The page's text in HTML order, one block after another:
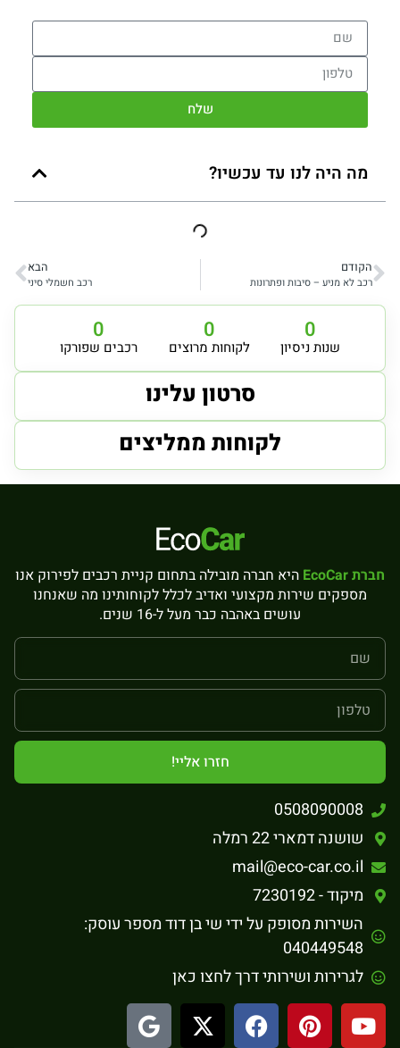
שלח
מה היה לנו עד עכשיו?
הקודם
רכב לא מניע – סיבות ופתרונות
הבא
רכב חשמלי סיני
שנות ניסיון
0
לקוחות מרוצים
0
רכבים שפורקו
0
סרטון עלינו
לקוחות ממליצים
חברת EcoCar
היא חברה מובילה בתחום קניית רכבים לפירוק אנו
מספקים שירות מקצועי ואדיב לכלל לקוחותינו מה שאנחנו
עושים באהבה כבר מעל ל-16 שנים.
חזרו אליי!
0508090008
שושנה דמארי 22 רמלה
mail@eco-car.co.il
מיקוד - 7230192
השירות מסופק על ידי שי בן דוד מספר עוסק:
040449548
לגרירות ושירותי דרך לחצו כאן